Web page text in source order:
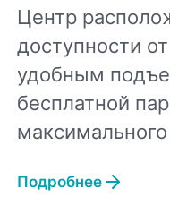
Центр
доступности
удобным
бесплатной
Подробнее